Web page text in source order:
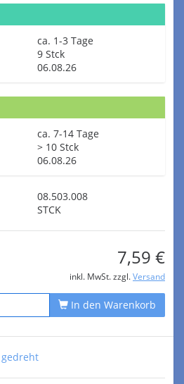
ca. 1-3 Tage
9 Stck
06.08.26
ca. 7-14 Tage
> 10 Stck
06.08.26
08.503.008
STCK
7,59 €
inkl. MwSt. zzgl. Versand
In den Warenkorb
gedreht